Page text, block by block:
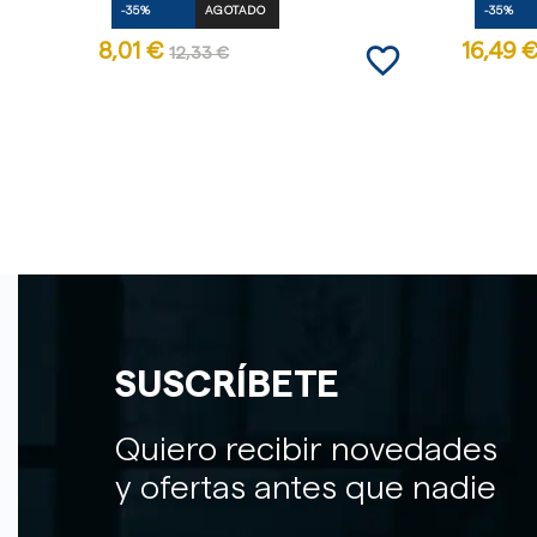
-35% AGOTADO
8,01 € 12,33 € favorite_border
-35%
16,49 €
SUSCRÍBETE
Quiero recibir novedades
y ofertas antes que nadie